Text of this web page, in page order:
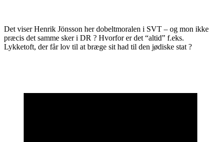
Det viser Henrik Jönsson her dobeltmoralen i SVT – og mon ikke
præcis det samme sker i DR ? Hvorfor er det “altid” f.eks.
Lykketoft, der får lov til at bræge sit had til den jødiske stat ?